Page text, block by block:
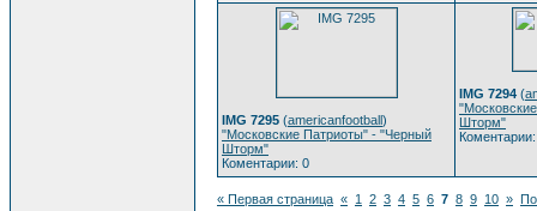
IMG 7295 (americanfootball)
"Московские Патриоты" - "Черный
Шторм"
Коментарии: 0
IMG 7294 (
Шторм"
« Первая страница « 1 2 3 4 5 6 7 8 9 10 »